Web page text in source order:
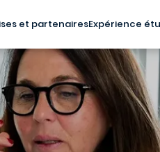
et partenairesExpérience